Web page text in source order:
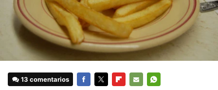
13 comentarios